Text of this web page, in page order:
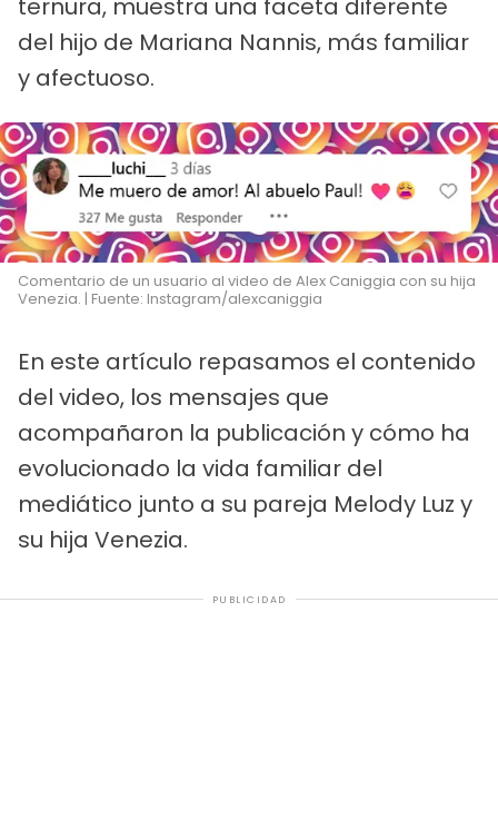
ternura, muestra una faceta diferente
del hijo de Mariana Nannis, más familiar
y afectuoso.
Comentario de un usuario al video de Alex Caniggia con su hija
Venezia. | Fuente: Instagram/alexcaniggia
En este artículo repasamos el contenido
del video, los mensajes que
acompañaron la publicación y cómo ha
evolucionado la vida familiar del
mediático junto a su pareja Melody Luz y
su hija Venezia.
PUBLICIDAD